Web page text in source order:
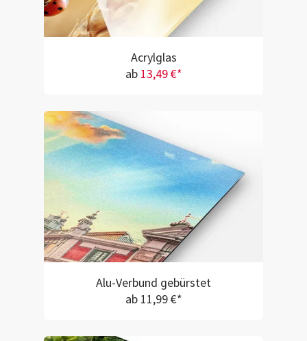
Acrylglas
ab 13,49 €*
Alu-Verbund gebürstet
ab 11,99 €*